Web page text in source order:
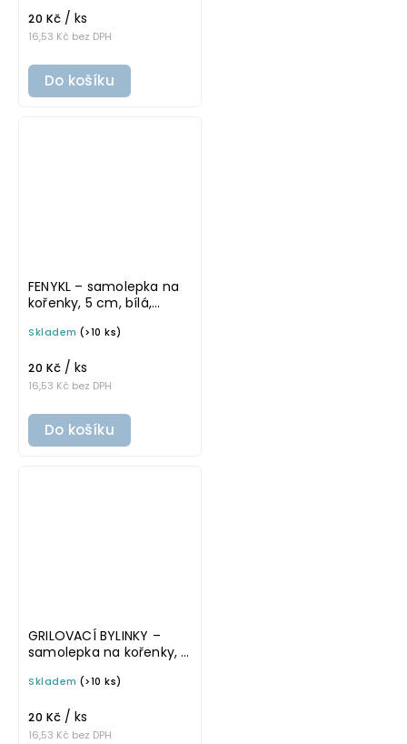
16,53 Kč bez DPH
20 Kč / ks
Do košíku
FENYKL – samolepka na
kořenky, 5 cm, bílá,
Skladem (>10 ks)
16,53 Kč bez DPH
20 Kč / ks
Do košíku
GRILOVACÍ BYLINKY –
samolepka na kořenky, 5
Skladem (>10 ks)
16,53 Kč bez DPH
20 Kč / ks